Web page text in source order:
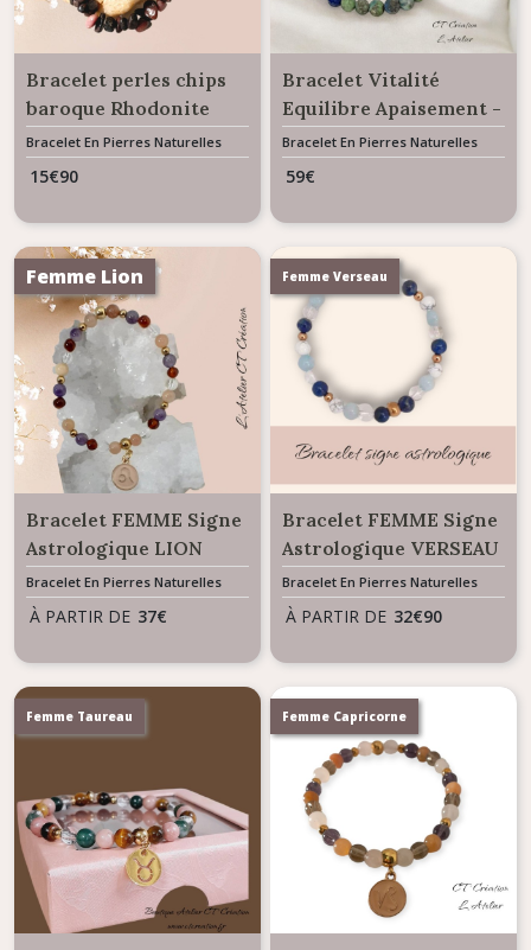
Bracelet perles chips
baroque Rhodonite
Bracelet En Pierres Naturelles
15€90
Bracelet Vitalité
Equilibre Apaisement -
Perles palets
Chrysocolle Lapis
Bracelet En Pierres Naturelles
59€
Femme Lion
Bracelet FEMME Signe
Astrologique LION
Bracelet En Pierres Naturelles
À PARTIR DE 37€
Femme Verseau
Bracelet FEMME Signe
Astrologique VERSEAU
Bracelet En Pierres Naturelles
À PARTIR DE 32€90
Femme Taureau Femme Capricorne